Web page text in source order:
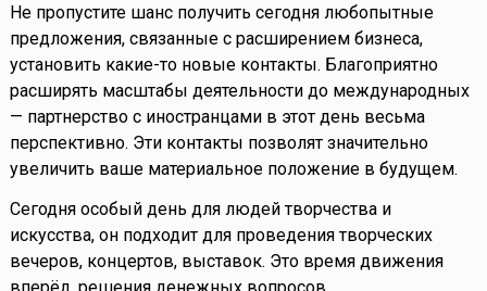
Не пропустите шанс получить сегодня любопытные
предложения, связанные с расширением бизнеса,
установить какие-то новые контакты. Благоприятно
расширять масштабы деятельности до международных
— партнерство с иностранцами в этот день весьма
перспективно. Эти контакты позволят значительно
увеличить ваше материальное положение в будущем.
Сегодня особый день для людей творчества и
искусства, он подходит для проведения творческих
вечеров, концертов, выставок. Это время движения